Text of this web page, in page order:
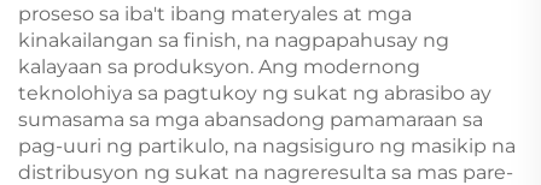
proseso sa iba't ibang materyales at mga
kinakailangan sa finish, na nagpapahusay ng
kalayaan sa produksyon. Ang modernong
teknolohiya sa pagtukoy ng sukat ng abrasibo ay
sumasama sa mga abansadong pamamaraan sa
pag-uuri ng partikulo, na nagsisiguro ng masikip na
distribusyon ng sukat na nagreresulta sa mas pare-